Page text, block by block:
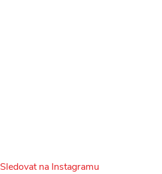
Sledovat na Instagramu